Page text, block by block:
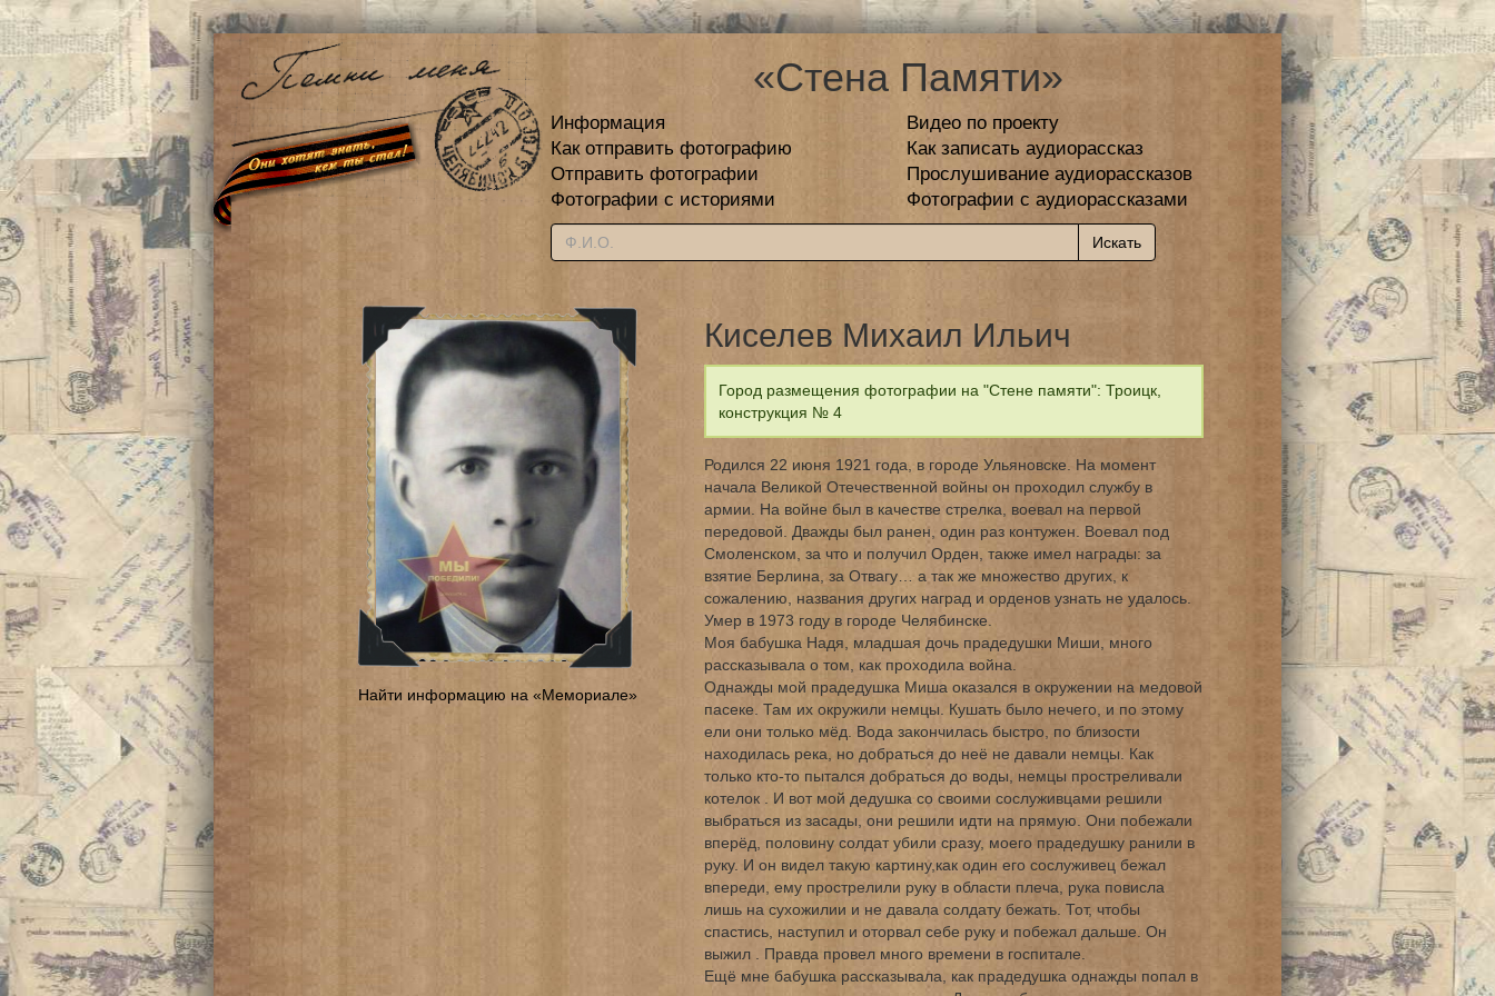
«Стена Памяти»
Информация
Видео по проекту
Как отправить фотографию
Как записать аудиорассказ
Отправить фотографии
Прослушивание аудиорассказов
Фотографии с историями
Фотографии с аудиорассказами
Найти информацию на «Мемориале»
Киселев Михаил Ильич
Город размещения фотографии на "Стене памяти": Троицк,
конструкция № 4
Родился 22 июня 1921 года, в городе Ульяновске. На момент
начала Великой Отечественной войны он проходил службу в
армии. На войне был в качестве стрелка, воевал на первой
передовой. Дважды был ранен, один раз контужен. Воевал под
Смоленском, за что и получил Орден, также имел награды: за
взятие Берлина, за Отвагу… а так же множество других, к
сожалению, названия других наград и орденов узнать не удалось.
Умер в 1973 году в городе Челябинске.
Моя бабушка Надя, младшая дочь прадедушки Миши, много
рассказывала о том, как проходила война.
Однажды мой прадедушка Миша оказался в окружении на медовой
пасеке. Там их окружили немцы. Кушать было нечего, и по этому
ели они только мёд. Вода закончилась быстро, по близости
находилась река, но добраться до неё не давали немцы. Как
только кто-то пытался добраться до воды, немцы простреливали
котелок . И вот мой дедушка со своими сослуживцами решили
выбраться из засады, они решили идти на прямую. Они побежали
вперёд, половину солдат убили сразу, моего прадедушку ранили в
руку. И он видел такую картину,как один его сослуживец бежал
впереди, ему прострелили руку в области плеча, рука повисла
лишь на сухожилии и не давала солдату бежать. Тот, чтобы
спастись, наступил и оторвал себе руку и побежал дальше. Он
выжил . Правда провел много времени в госпитале.
Ещё мне бабушка рассказывала, как прадедушка однажды попал в